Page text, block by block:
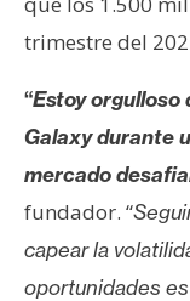
trimestre del
“Estoy orgulloso
Galaxy durante
mercado
fundador. “
capear la
oportunidades